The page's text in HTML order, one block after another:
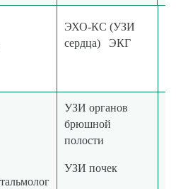
ЭХО-КС (УЗИ
сердца) ЭКГ
УЗИ органов
брюшной
полости
УЗИ почек